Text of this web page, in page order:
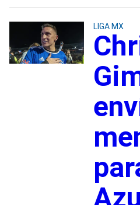
LIGA MX